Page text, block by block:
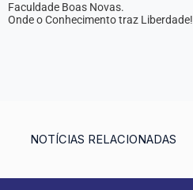
Faculdade Boas Novas.
Onde o Conhecimento traz Liberdade!
NOTÍCIAS RELACIONADAS